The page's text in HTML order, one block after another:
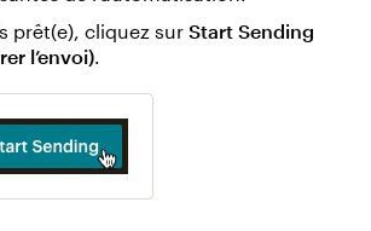
prêt(e), cliquez sur Start Sending
l’envoi).